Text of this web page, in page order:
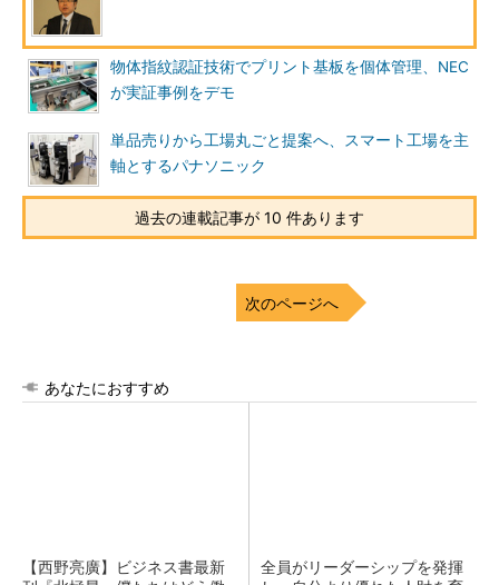
物体指紋認証技術でプリント基板を個体管理、NEC
が実証事例をデモ
単品売りから工場丸ごと提案へ、スマート工場を主
軸とするパナソニック
過去の連載記事が 10 件あります
次のページへ
あなたにおすすめ
【西野亮廣】ビジネス書最新
全員がリーダーシップを発揮